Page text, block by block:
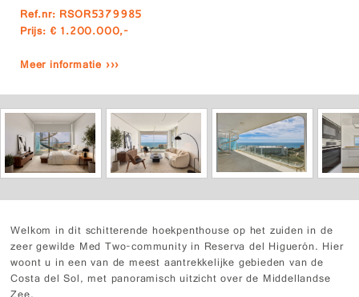
Ref.nr: RSOR5379985
Prijs: € 1.200.000,-
Meer informatie ›››
Welkom in dit schitterende hoekpenthouse op het zuiden in de
zeer gewilde Med Two-community in Reserva del Higuerón. Hier
woont u in een van de meest aantrekkelijke gebieden van de
Costa del Sol, met panoramisch uitzicht over de Middellandse